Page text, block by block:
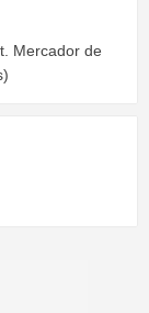
Mercador de